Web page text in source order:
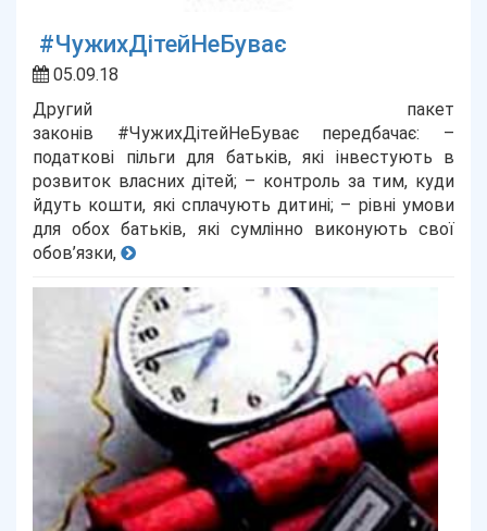
#ЧужихДітейНеБуває
05.09.18
Другий пакет
законів #ЧужихДітейНеБуває передбачає: –
податкові пільги для батьків, які інвестують в
розвиток власних дітей; – контроль за тим, куди
йдуть кошти, які сплачують дитині; – рівні умови
для обох батьків, які сумлінно виконують свої
обов’язки,